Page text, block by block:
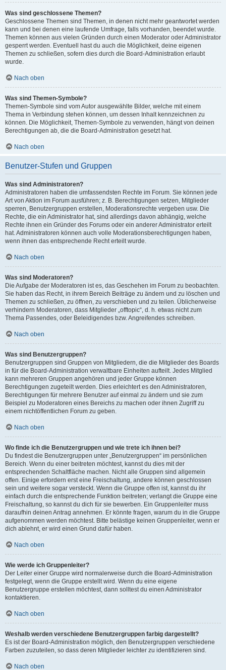
Was sind geschlossene Themen?
Geschlossene Themen sind Themen, in denen nicht mehr geantwortet werden
kann und bei denen eine laufende Umfrage, falls vorhanden, beendet wurde.
Themen können aus vielen Gründen durch einen Moderator oder Administrator
gesperrt werden. Eventuell hast du auch die Möglichkeit, deine eigenen
Themen zu schließen, sofern dies durch die Board-Administration erlaubt
wurde.
Nach oben
Was sind Themen-Symbole?
Themen-Symbole sind vom Autor ausgewählte Bilder, welche mit einem
Thema in Verbindung stehen können, um dessen Inhalt kennzeichnen zu
können. Die Möglichkeit, Themen-Symbole zu verwenden, hängt von deinen
Berechtigungen ab, die die Board-Administration gesetzt hat.
Nach oben
Benutzer-Stufen und Gruppen
Was sind Administratoren?
Administratoren haben die umfassendsten Rechte im Forum. Sie können jede
Art von Aktion im Forum ausführen; z. B. Berechtigungen setzen, Mitglieder
sperren, Benutzergruppen erstellen, Moderationsrechte vergeben usw. Die
Rechte, die ein Administrator hat, sind allerdings davon abhängig, welche
Rechte ihnen ein Gründer des Forums oder ein anderer Administrator erteilt
hat. Administratoren können auch volle Moderationsberechtigungen haben,
wenn ihnen das entsprechende Recht erteilt wurde.
Nach oben
Was sind Moderatoren?
Die Aufgabe der Moderatoren ist es, das Geschehen im Forum zu beobachten.
Sie haben das Recht, in ihrem Bereich Beiträge zu ändern und zu löschen und
Themen zu schließen, zu öffnen, zu verschieben und zu teilen. Üblicherweise
verhindern Moderatoren, dass Mitglieder „offtopic“, d. h. etwas nicht zum
Thema Passendes, oder Beleidigendes bzw. Angreifendes schreiben.
Nach oben
Was sind Benutzergruppen?
Benutzergruppen sind Gruppen von Mitgliedern, die die Mitglieder des Boards
in für die Board-Administration verwaltbare Einheiten aufteilt. Jedes Mitglied
kann mehreren Gruppen angehören und jeder Gruppe können
Berechtigungen zugeteilt werden. Dies erleichtert es den Administratoren,
Berechtigungen für mehrere Benutzer auf einmal zu ändern und sie zum
Beispiel zu Moderatoren eines Bereichs zu machen oder ihnen Zugriff zu
einem nichtöffentlichen Forum zu geben.
Nach oben
Wo finde ich die Benutzergruppen und wie trete ich ihnen bei?
Du findest die Benutzergruppen unter „Benutzergruppen“ im persönlichen
Bereich. Wenn du einer beitreten möchtest, kannst du dies mit der
entsprechenden Schaltfläche machen. Nicht alle Gruppen sind allgemein
offen. Einige erfordern erst eine Freischaltung, andere können geschlossen
sein und weitere sogar versteckt. Wenn die Gruppe offen ist, kannst du ihr
einfach durch die entsprechende Funktion beitreten; verlangt die Gruppe eine
Freischaltung, so kannst du dich für sie bewerben. Ein Gruppenleiter muss
daraufhin deinen Antrag annehmen. Er könnte fragen, warum du in die Gruppe
aufgenommen werden möchtest. Bitte belästige keinen Gruppenleiter, wenn er
dich ablehnt, er wird einen Grund dafür haben.
Nach oben
Wie werde ich Gruppenleiter?
Der Leiter einer Gruppe wird normalerweise durch die Board-Administration
festgelegt, wenn die Gruppe erstellt wird. Wenn du eine eigene
Benutzergruppe erstellen möchtest, dann solltest du einen Administrator
kontaktieren.
Nach oben
Weshalb werden verschiedene Benutzergruppen farbig dargestellt?
Es ist der Board-Administration möglich, den Benutzergruppen verschiedene
Farben zuzuteilen, so dass deren Mitglieder leichter zu identifizieren sind.
Nach oben